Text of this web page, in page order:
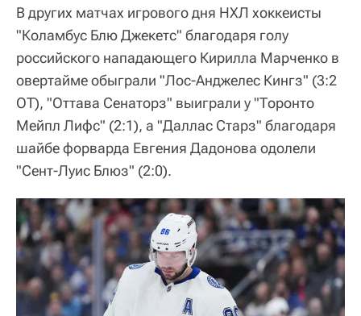
В других матчах игрового дня НХЛ хоккеисты
"Коламбус Блю Джекетс" благодаря голу
российского нападающего Кирилла Марченко в
овертайме обыграли "Лос-Анджелес Кингз" (3:2
ОТ), "Оттава Сенаторз" выиграли у "Торонто
Мейпл Лифс" (2:1), а "Даллас Старз" благодаря
шайбе форварда Евгения Дадонова одолели
"Сент-Луис Блюз" (2:0).